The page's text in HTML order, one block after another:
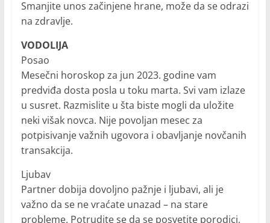
Smanjite unos začinjene hrane, može da se odrazi
na zdravlje.
VODOLIJA
Posao
Mesečni horoskop za jun 2023. godine vam
predviđa dosta posla u toku marta. Svi vam izlaze
u susret. Razmislite u šta biste mogli da uložite
neki višak novca. Nije povoljan mesec za
potpisivanje važnih ugovora i obavljanje novčanih
transakcija.
Ljubav
Partner dobija dovoljno pažnje i ljubavi, ali je
važno da se ne vraćate unazad – na stare
probleme. Potrudite se da se posvetite porodici,